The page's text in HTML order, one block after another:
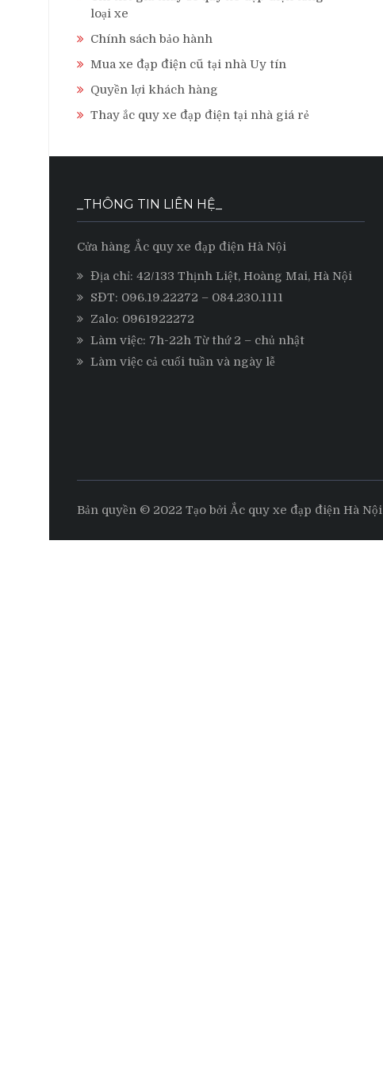
loại xe
Chính sách bảo hành
Mua xe đạp điện cũ tại nhà Uy tín
Quyền lợi khách hàng
Thay ắc quy xe đạp điện tại nhà giá rẻ
_THÔNG TIN LIÊN HỆ_
Cửa hàng Ắc quy xe đạp điện Hà Nội
Địa chỉ: 42/133 Thịnh Liệt, Hoàng Mai, Hà Nội
SĐT: 096.19.22272 – 084.230.1111
Zalo: 0961922272
Làm việc: 7h-22h Từ thứ 2 – chủ nhật
Làm việc cả cuối tuần và ngày lễ
Bản quyền © 2022 Tạo bởi Ắc quy xe đạp điện Hà Nội